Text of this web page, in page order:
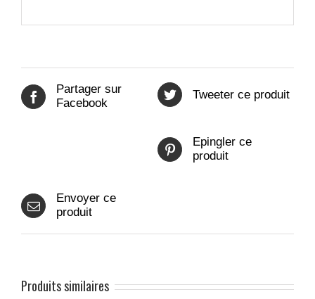
Partager sur
Facebook
Tweeter ce produit
Epingler ce
produit
Envoyer ce
produit
Produits similaires